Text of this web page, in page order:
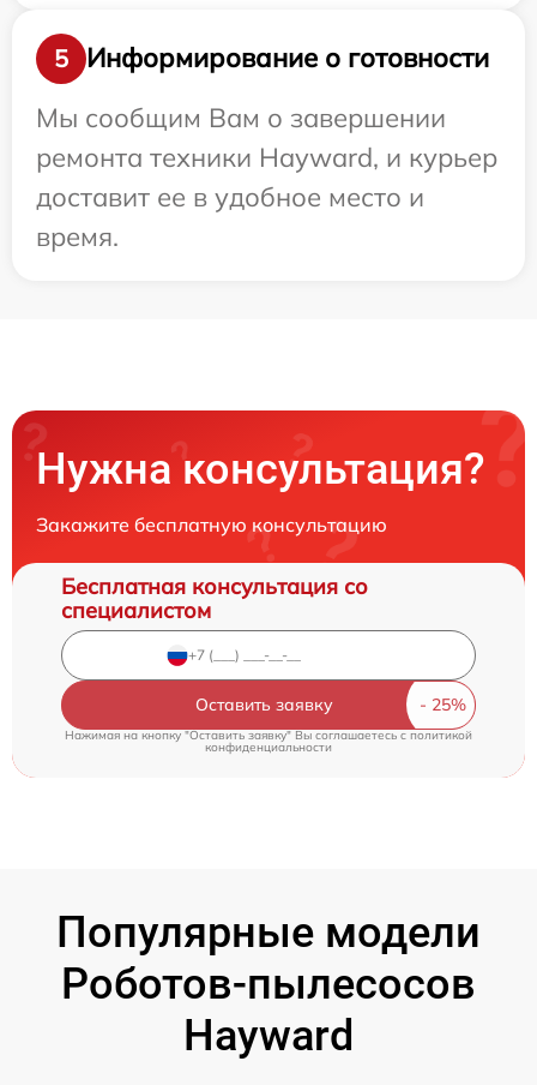
5
Информирование о готовности
Мы сообщим Вам о завершении
ремонта техники Hayward, и курьер
доставит ее в удобное место и
время.
Нужна консультация?
Закажите бесплатную консультацию
Бесплатная консультация со
специалистом
Оставить заявку
Нажимая на кнопку "Оставить заявку" Вы соглашаетесь cполитикой
конфиденциальности
Популярные модели
Роботов-пылесосов
Hayward